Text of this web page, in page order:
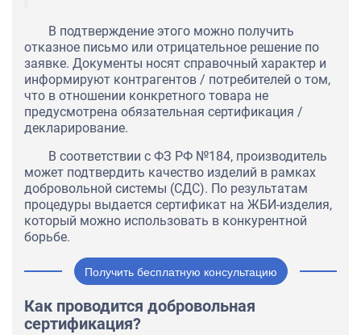
В подтверждение этого можно получить
отказное письмо или отрицательное решение по
заявке. Документы носят справочный характер и
информируют контрагентов / потребителей о том,
что в отношении конкретного товара не
предусмотрена обязательная сертификация /
декларирование.
В соответствии с ФЗ РФ №184, производитель
может подтвердить качество изделий в рамках
добровольной системы (СДС). По результатам
процедуры выдается сертификат на ЖБИ-изделия,
который можно использовать в конкурентной
борьбе.
Получить бесплатную консультацию
Как проводится добровольная
сертификация?